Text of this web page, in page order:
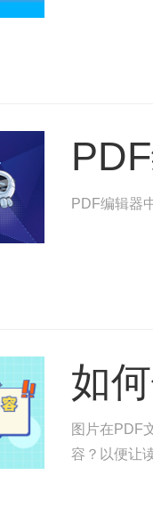
PDF编辑器
如
图片在PDF
容？以便让